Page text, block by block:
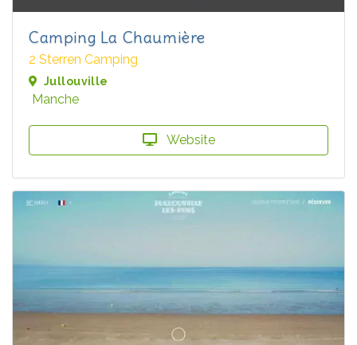
Camping La Chaumière
2 Sterren Camping
Jullouville
Manche
Website